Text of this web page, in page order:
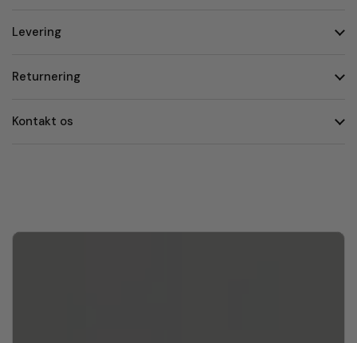
Levering
Returnering
Kontakt os